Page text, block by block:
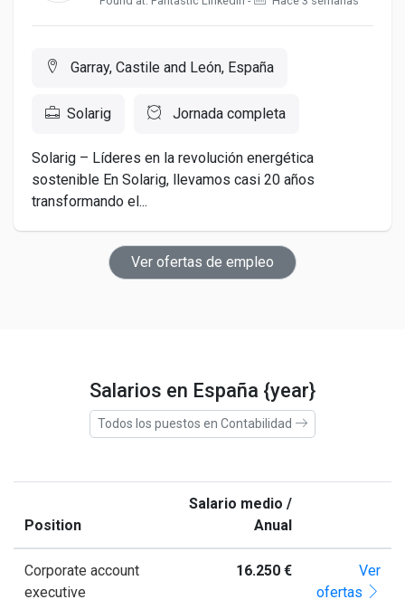
Garray, Castile and León, España
Solarig Jornada completa
Solarig – Líderes en la revolución energética
sostenible En Solarig, llevamos casi 20 años
transformando el...
Ver ofertas de empleo
Salarios en España {year}
Todos los puestos en Contabilidad
Position
Salario medio /
Anual
Corporate account
executive
16.250 €
Ver
ofertas